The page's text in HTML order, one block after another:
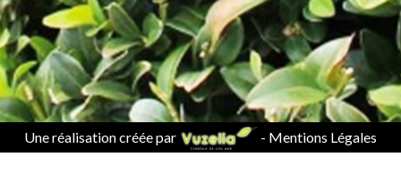
Une réalisation créée par - Mentions Légales